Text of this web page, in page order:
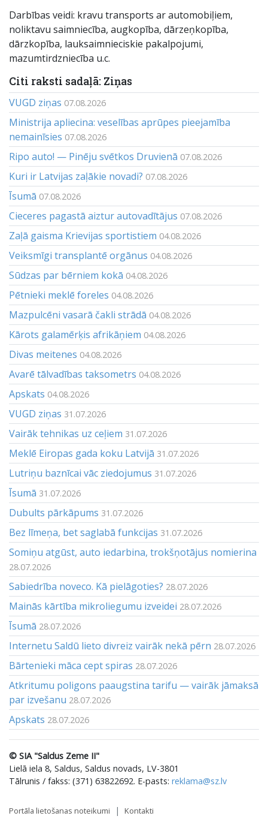
Darbības veidi: kravu transports ar automobiļiem,
noliktavu saimniecība, augkopība, dārzeņkopība,
dārzkopība, lauksaimnieciskie pakalpojumi,
mazumtirdzniecība u.c.
Citi raksti sadaļā: Ziņas
VUGD ziņas 07.08.2026
Ministrija apliecina: veselības aprūpes pieejamība
nemainīsies 07.08.2026
Ripo auto! — Pinēju svētkos Druvienā 07.08.2026
Kuri ir Latvijas zaļākie novadi? 07.08.2026
Īsumā 07.08.2026
Cieceres pagastā aiztur autovadītājus 07.08.2026
Zaļā gaisma Krievijas sportistiem 04.08.2026
Veiksmīgi transplantē orgānus 04.08.2026
Sūdzas par bērniem kokā 04.08.2026
Pētnieki meklē foreles 04.08.2026
Mazpulcēni vasarā čakli strādā 04.08.2026
Kārots galamērķis afrikāņiem 04.08.2026
Divas meitenes 04.08.2026
Avarē tālvadības taksometrs 04.08.2026
Apskats 04.08.2026
VUGD ziņas 31.07.2026
Vairāk tehnikas uz ceļiem 31.07.2026
Meklē Eiropas gada koku Latvijā 31.07.2026
Lutriņu baznīcai vāc ziedojumus 31.07.2026
Īsumā 31.07.2026
Dubults pārkāpums 31.07.2026
Bez līmeņa, bet saglabā funkcijas 31.07.2026
Somiņu atgūst, auto iedarbina, trokšņotājus nomierina
28.07.2026
Sabiedrība noveco. Kā pielāgoties? 28.07.2026
Mainās kārtība mikroliegumu izveidei 28.07.2026
Īsumā 28.07.2026
Internetu Saldū lieto divreiz vairāk nekā pērn 28.07.2026
Bārtenieki māca cept spiras 28.07.2026
Atkritumu poligons paaugstina tarifu — vairāk jāmaksā
par izvešanu 28.07.2026
Apskats 28.07.2026
© SIA "Saldus Zeme II"
Lielā iela 8, Saldus, Saldus novads, LV-3801
Tālrunis / fakss: (371) 63822692. E-pasts: reklama@sz.lv
Portāla lietošanas noteikumi Kontakti